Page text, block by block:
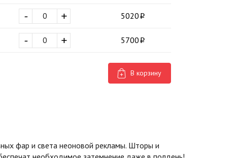
+
- 5020
+
- 5700
В корзину
фар и света неоновой рекламы. Шторы и